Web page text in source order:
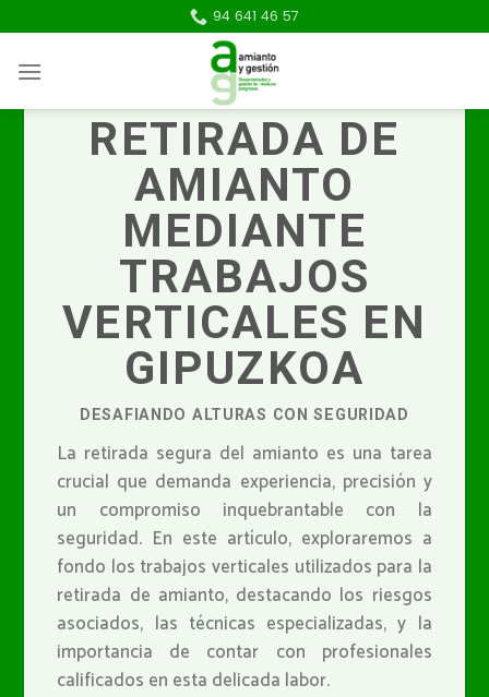
to
content
94 641 46 57
RETIRADA DE
AMIANTO
MEDIANTE
TRABAJOS
VERTICALES EN
GIPUZKOA
DESAFIANDO ALTURAS CON SEGURIDAD
La retirada segura del amianto es una tarea
crucial que demanda experiencia, precisión y
un compromiso inquebrantable con la
seguridad. En este artículo, exploraremos a
fondo los trabajos verticales utilizados para la
retirada de amianto, destacando los riesgos
asociados, las técnicas especializadas, y la
importancia de contar con profesionales
calificados en esta delicada labor.